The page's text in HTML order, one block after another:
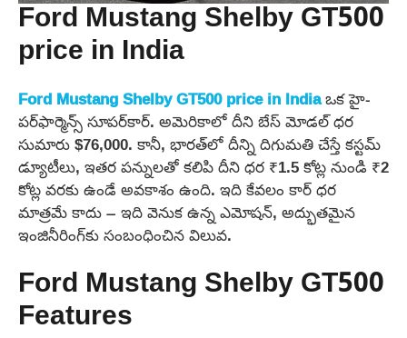
Ford Mustang Shelby GT500
price in India
Ford Mustang Shelby GT500price in Indiaఒక హై-
పర్‌ఫార్మెన్స్ సూపర్‌కార్. అమెరికాలో దీని బేస్ మోడల్ ధర
సుమారు $76,000. కానీ, భారత్‌లో దీన్ని దిగుమతి చేస్తే కస్టమ్
డ్యూటీలు, ఇతర పన్నులతో కలిపి దీని ధర ₹1.5 కోట్ల నుండి ₹2
కోట్ల వరకు ఉండే అవకాశం ఉంది. ఇది కేవలం కార్ ధర
మాత్రమే కాదు – ఇది వెనుక ఉన్న ఎమోషన్, అద్భుతమైన
ఇంజినీరింగ్‌కు సంబంధించిన విలువ.
Ford Mustang Shelby GT500
Features